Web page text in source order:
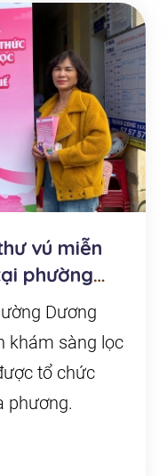
vú miễn
phường
Dương
khám sàng lọc
tổ chức
phương.